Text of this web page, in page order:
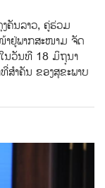
ຄັນລາວ, ຄູ່ຮ່ວມ
ຢູ່ພາກສະໜາມ ຈັດ
ນວັນທີ 18 ມິຖຸນາ
ສຳຄັນ ຂອງສຸຂະພາບ